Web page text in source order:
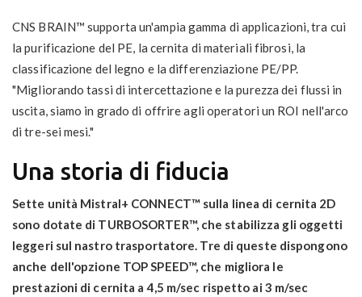
CNS BRAIN™ supporta un'ampia gamma di applicazioni, tra cui
la purificazione del PE, la cernita di materiali fibrosi, la
classificazione del legno e la differenziazione PE/PP.
"Migliorando tassi di intercettazione e la purezza dei flussi in
uscita, siamo in grado di offrire agli operatori un ROI nell'arco
di tre-sei mesi."
Una storia di fiducia
Sette unità Mistral+ CONNECT™ sulla linea di cernita 2D
sono dotate di TURBOSORTER™, che stabilizza gli oggetti
leggeri sul nastro trasportatore. Tre di queste dispongono
anche dell'opzione TOP SPEED™, che migliora le
prestazioni di cernita a 4,5 m/sec rispetto ai 3 m/sec